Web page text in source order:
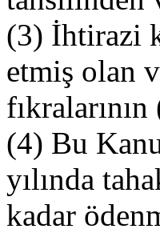
(3) İhtirazi
etmiş olan
(4) Bu
yılında
kadar